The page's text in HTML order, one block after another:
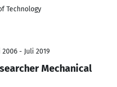
Technology
2006 - Juli 2019
Mechanical